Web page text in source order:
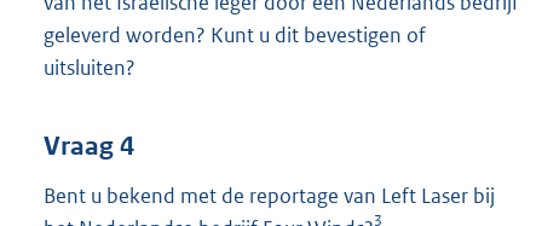
geleverd worden? Kunt u dit bevestigen of
uitsluiten?
Vraag 4
Bent u bekend met de reportage van Left Laser bij
3